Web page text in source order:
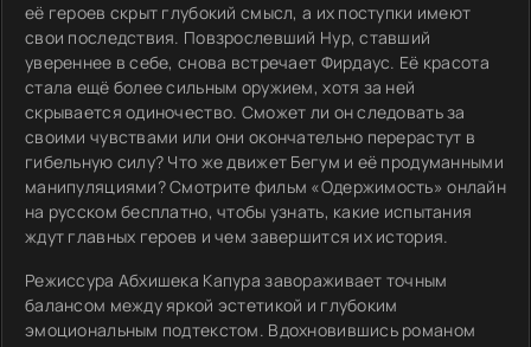
её героев скрыт глубокий смысл, а их поступки имеют
свои последствия. Повзрослевший Нур, ставший
увереннее в себе, снова встречает Фирдаус. Её красота
стала ещё более сильным оружием, хотя за ней
скрывается одиночество. Сможет ли он следовать за
своими чувствами или они окончательно перерастут в
гибельную силу? Что же движет Бегум и её продуманными
манипуляциями? Смотрите фильм «Одержимость» онлайн
на русском бесплатно, чтобы узнать, какие испытания
ждут главных героев и чем завершится их история.
Режиссура Абхишека Капура завораживает точным
балансом между яркой эстетикой и глубоким
эмоциональным подтекстом. Вдохновившись романом